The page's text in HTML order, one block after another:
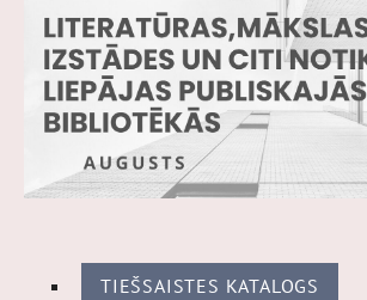
TIEŠSAISTES KATALOGS